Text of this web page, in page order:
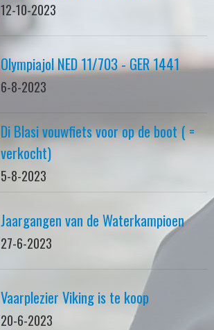
12-10-2023
Olympiajol NED 11/703 - GER 1441
6-8-2023
Di Blasi vouwfiets voor op de boot ( =
verkocht)
5-8-2023
Jaargangen van de Waterkampioen
27-6-2023
Vaarplezier Viking is te koop
20-6-2023